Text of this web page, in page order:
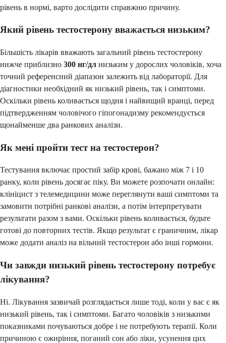
рівень в нормі, варто дослідити справжню причину.
Який рівень тестостерону вважається низьким?
Більшість лікарів вважають загальний рівень тестостерону
нижче приблизно 300 нг/дл низьким у дорослих чоловіків, хоча
точний референсний діапазон залежить від лабораторії. Для
діагностики необхідний як низький рівень, так і симптоми.
Оскільки рівень коливається щодня і найвищий вранці, перед
підтвердженням чоловічого гіпогонадизму рекомендується
щонайменше два ранкових аналізи.
Як мені пройти тест на тестостерон?
Тестування включає простий забір крові, бажано між 7 і 10
ранку, коли рівень досягає піку. Ви можете розпочати онлайн:
клініцист з телемедицини може переглянути ваші симптоми та
замовити потрібні ранкові аналізи, а потім інтерпретувати
результати разом з вами. Оскільки рівень коливається, будьте
готові до повторних тестів. Якщо результат є граничним, лікар
може додати аналіз на вільний тестостерон або інші гормони.
Чи завжди низький рівень тестостерону потребує
лікування?
Ні. Лікування зазвичай розглядається лише тоді, коли у вас є як
низький рівень, так і симптоми. Багато чоловіків з низькими
показниками почуваються добре і не потребують терапії. Коли
причиною є ожиріння, поганий сон або ліки, усунення цих